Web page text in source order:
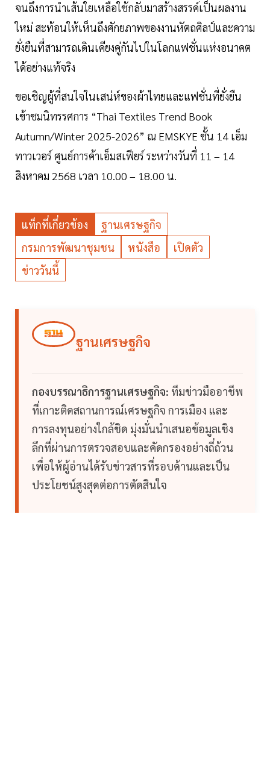
จนถึงการนำเส้นใยเหลือใช้กลับมาสร้างสรรค์เป็นผลงาน
ใหม่ สะท้อนให้เห็นถึงศักยภาพของงานหัตถศิลป์และความ
ยั่งยืนที่สามารถเดินเคียงคู่กันไปในโลกแฟชั่นแห่งอนาคต
ได้อย่างแท้จริง
ขอเชิญผู้ที่สนใจในเสน่ห์ของผ้าไทยและแฟชั่นที่ยั่งยืน
เข้าชมนิทรรศการ “Thai Textiles Trend Book
Autumn/Winter 2025-2026” ณ EMSKYE ชั้น 14 เอ็ม
ทาวเวอร์ ศูนย์การค้าเอ็มสเฟียร์ ระหว่างวันที่ 11 – 14
สิงหาคม 2568 เวลา 10.00 – 18.00 น.
แท็กที่เกี่ยวข้อง
ฐานเศรษฐกิจ
กรมการพัฒนาชุมชน
หนังสือ
เปิดตัว
ข่าววันนี้
ฐานเศรษฐกิจ
กองบรรณาธิการฐานเศรษฐกิจ: ทีมข่าวมืออาชีพ
ที่เกาะติดสถานการณ์เศรษฐกิจ การเมือง และ
การลงทุนอย่างใกล้ชิด มุ่งมั่นนำเสนอข้อมูลเชิง
ลึกที่ผ่านการตรวจสอบและคัดกรองอย่างถี่ถ้วน
เพื่อให้ผู้อ่านได้รับข่าวสารที่รอบด้านและเป็น
ประโยชน์สูงสุดต่อการตัดสินใจ